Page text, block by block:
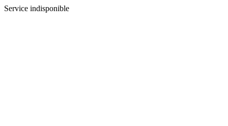
Service indisponible